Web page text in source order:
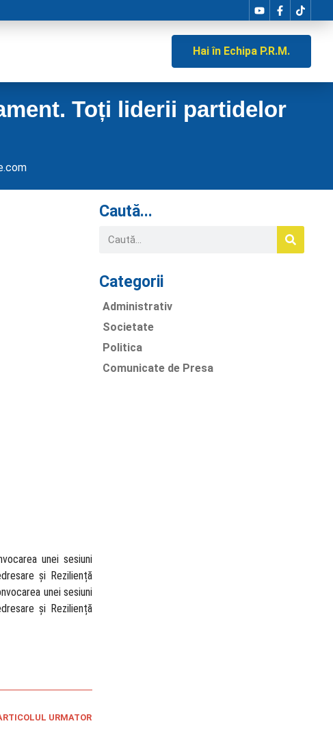
Hai în Echipa P.R.M.
Toți liderii partidelor
unei sesiuni
și Reziliență
unei sesiuni
și Reziliență
URMATOR
Caută...
Categorii
Administrativ
Societate
Politica
Comunicate de Presa